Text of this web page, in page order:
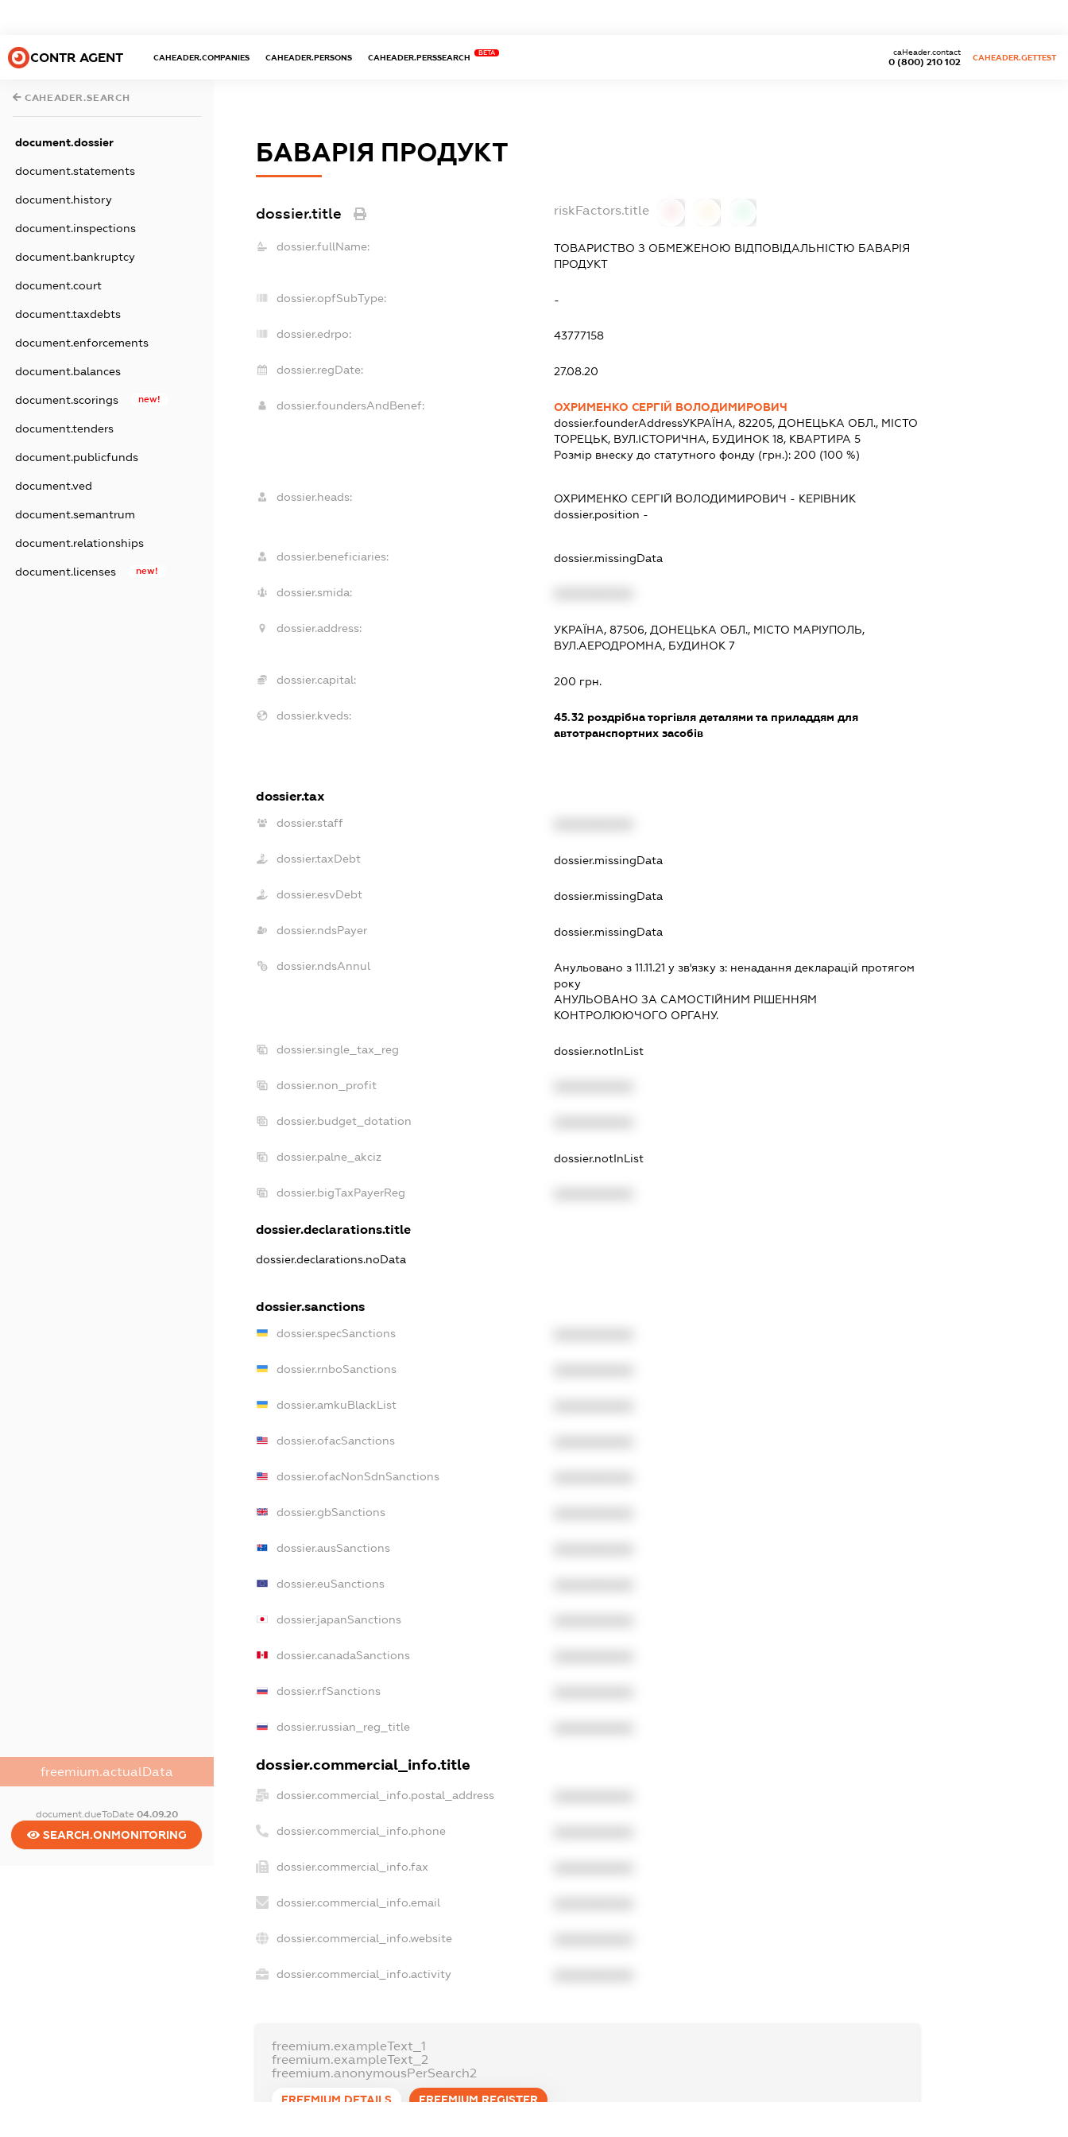
CONTR AGENT CAHEADER.COMPANIES CAHEADER.PERSONS CAHEADER.PERSSEARCH
BETA
0 (800) 210 102
caHeader.contact
CAHEADER.GETTEST
CAHEADER.SEARCH
document.dossier
document.statements
document.history
document.inspections
document.bankruptcy
document.court
document.taxdebts
document.enforcements
document.balances
document.scorings new!
document.tenders
document.publicfunds
document.ved
document.semantrum
document.relationships
document.licenses new!
freemium.actualData
document.dueToDate 04.09.20
SEARCH.ONMONITORING
БАВАРІЯ ПРОДУКТ
dossier.title riskFactors.title
dossier.fullName: ТОВАРИСТВО З ОБМЕЖЕНОЮ ВІДПОВІДАЛЬНІСТЮ БАВАРІЯ
ПРОДУКТ
dossier.opfSubType: -
dossier.edrpo: 43777158
dossier.regDate: 27.08.20
dossier.foundersAndBenef:
ОХРИМЕНКО СЕРГІЙ ВОЛОДИМИРОВИЧ
dossier.founderAddressУКРАЇНА, 82205, ДОНЕЦЬКА ОБЛ., МІСТО
ТОРЕЦЬК, ВУЛ.ІСТОРИЧНА, БУДИНОК 18, КВАРТИРА 5
Розмір внеску до статутного фонду (грн.):200 (100 %)
dossier.heads: ОХРИМЕНКО СЕРГІЙ ВОЛОДИМИРОВИЧ - КЕРІВНИК
dossier.position -
dossier.beneficiaries: dossier.missingData
dossier.smida:
dossier.address:
УКРАЇНА, 87506, ДОНЕЦЬКА ОБЛ., МІСТО МАРІУПОЛЬ,
ВУЛ.АЕРОДРОМНА, БУДИНОК 7
dossier.capital: 200 грн.
dossier.kveds: 45.32 роздрібна торгівля деталями та приладдям для
автотранспортних засобів
dossier.tax
dossier.staff
dossier.taxDebt dossier.missingData
dossier.esvDebt dossier.missingData
dossier.ndsPayer dossier.missingData
dossier.ndsAnnul Анульовано з 11.11.21 у зв'язку з: ненадання декларацiй протягом
року
АНУЛЬОВАНО ЗА САМОСТIЙНИМ РIШЕННЯМ
КОНТРОЛЮЮЧОГО ОРГАНУ.
dossier.single_tax_reg dossier.notInList
dossier.non_profit
dossier.budget_dotation
dossier.palne_akciz dossier.notInList
dossier.bigTaxPayerReg
dossier.declarations.title
dossier.declarations.noData
dossier.sanctions
dossier.specSanctions
dossier.rnboSanctions
dossier.amkuBlackList
dossier.ofacSanctions
dossier.ofacNonSdnSanctions
dossier.gbSanctions
dossier.ausSanctions
dossier.euSanctions
dossier.japanSanctions
dossier.canadaSanctions
dossier.rfSanctions
dossier.russian_reg_title
dossier.commercial_info.title
dossier.commercial_info.postal_address
dossier.commercial_info.phone
dossier.commercial_info.fax
dossier.commercial_info.email
dossier.commercial_info.website
dossier.commercial_info.activity
freemium.exampleText_1
freemium.exampleText_2
freemium.anonymousPerSearch2
FREEMIUM.DETAILS FREEMIUM.REGISTER